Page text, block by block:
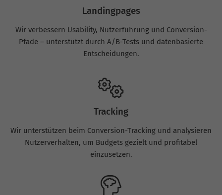
Landingpages
Wir verbessern Usability, Nutzerführung und Conversion-
Pfade – unterstützt durch A/B-Tests und datenbasierte
Entscheidungen.
Tracking
Wir unterstützen beim Conversion-Tracking und analysieren
Nutzerverhalten, um Budgets gezielt und profitabel
einzusetzen.